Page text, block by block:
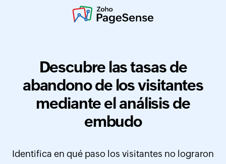
Descubre las tasas de
abandono de los visitantes
mediante el análisis de
embudo
Identifica en qué paso los visitantes no lograron